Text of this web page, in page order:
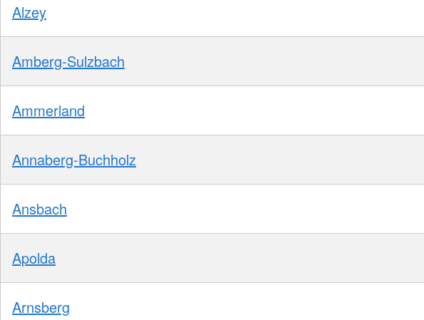
Alzey
Amberg-Sulzbach
Ammerland
Annaberg-Buchholz
Ansbach
Apolda
Arnsberg